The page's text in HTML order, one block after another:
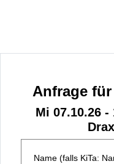
Anfrage
Mi 07.10.26
Name (falls KiTa: